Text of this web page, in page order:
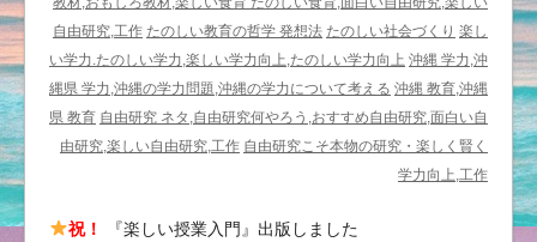
は
な
い
／
た
い
自由研究,工作 たのしい教育の哲学 発想法 たのしい社会づくり 楽し
い学力.たのしい学力,楽しい学力向上,たのしい学力向上 沖縄 学力,沖
縄県 学力,沖縄の学力問題,沖縄の学力について考える 沖縄 教育,沖縄
県 教育 自由研究 ネタ,自由研究何やろう,おすすめ自由研究,面白い自
由研究,楽しい自由研究,工作 自由研究こそ本物の研究・楽しく賢く
学力向上,工作
祝！
『楽しい授業入門』出版しました